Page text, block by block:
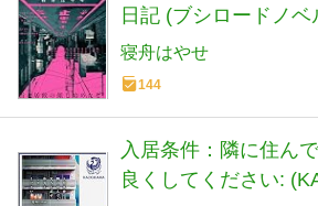
日記 (ブシロードノベ
寝舟はやせ
144
入居条件：隣に住ん
良くしてください: